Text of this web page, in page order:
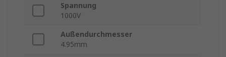
Spannung
1000V
Außendurchmesser
4.95mm